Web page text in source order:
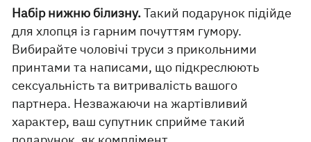
Набір нижню білизну.Такий подарунок підійде
для хлопця із гарним почуттям гумору.
Вибирайте чоловічі труси з прикольними
принтами та написами, що підкреслюють
сексуальність та витривалість вашого
партнера. Незважаючи на жартівливий
характер, ваш супутник сприйме такий